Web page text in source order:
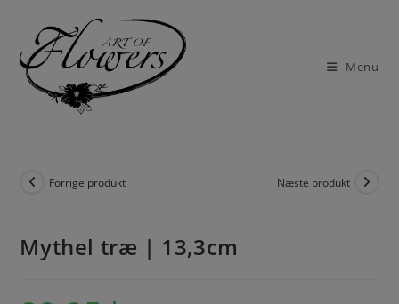
Menu
Forrige produkt Næste produkt
Mythel træ | 13,3cm